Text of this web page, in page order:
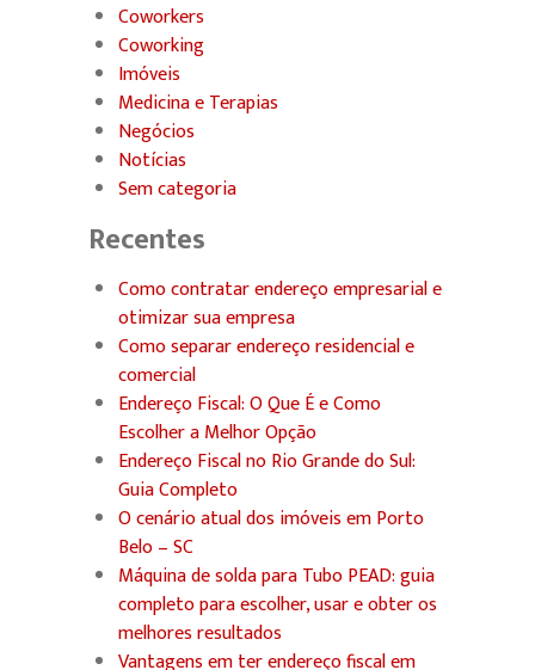
Coworkers
Coworking
Imóveis
Medicina e Terapias
Negócios
Notícias
Sem categoria
Recentes
Como contratar endereço empresarial e
otimizar sua empresa
Como separar endereço residencial e
comercial
Endereço Fiscal: O Que É e Como
Escolher a Melhor Opção
Endereço Fiscal no Rio Grande do Sul:
Guia Completo
O cenário atual dos imóveis em Porto
Belo – SC
Máquina de solda para Tubo PEAD: guia
completo para escolher, usar e obter os
melhores resultados
Vantagens em ter endereço fiscal em